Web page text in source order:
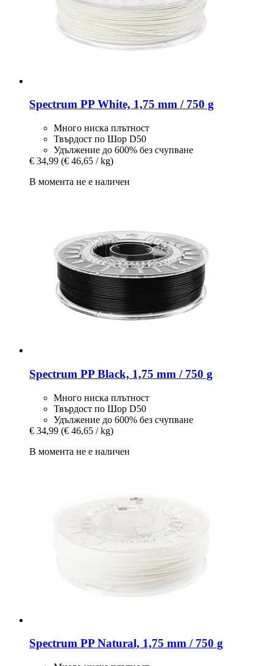
Spectrum PP White, 1,75 mm / 750 g
Много ниска плътност
Твърдост по Шор D50
Удължение до 600% без счупване
€ 34,99 (€ 46,65 / kg)
В момента не е наличен
Spectrum PP Black, 1,75 mm / 750 g
Много ниска плътност
Твърдост по Шор D50
Удължение до 600% без счупване
€ 34,99 (€ 46,65 / kg)
В момента не е наличен
Spectrum PP Natural, 1,75 mm / 750 g